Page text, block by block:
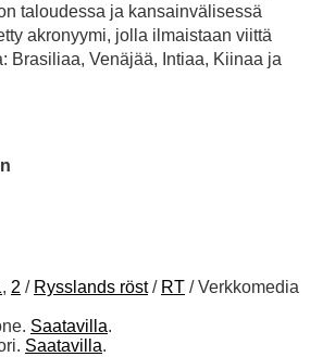
taloudessa ja kansainvälisessä
akronyymi, jolla ilmaistaan viittä
Brasiliaa, Venäjää, Intiaa, Kiinaa ja
, 2 / Rysslands röst/ RT / Verkkomedia
Saatavilla.
Saatavilla.